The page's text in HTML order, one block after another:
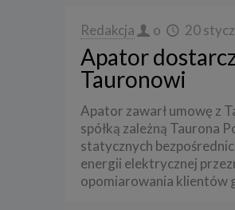
Redakcja o 20
Apator
Tauronowi
Apator zawarł umowę z
spółką zależną Taurona
statycznych
energii elektrycznej
opomiarowania klientów